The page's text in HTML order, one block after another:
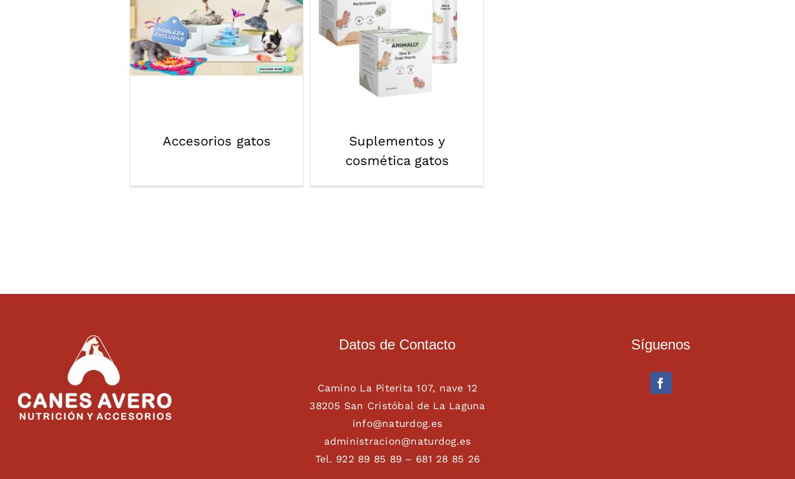
Accesorios gatos
Accesorios gatos
Suplementos y
cosmética gatos
Suplementos y
cosmética gatos
Datos de Contacto
Camino La Piterita 107, nave 12
38205 San Cristóbal de La Laguna
info@naturdog.es
administracion@naturdog.es
Tel. 922 89 85 89 – 681 28 85 26
Síguenos